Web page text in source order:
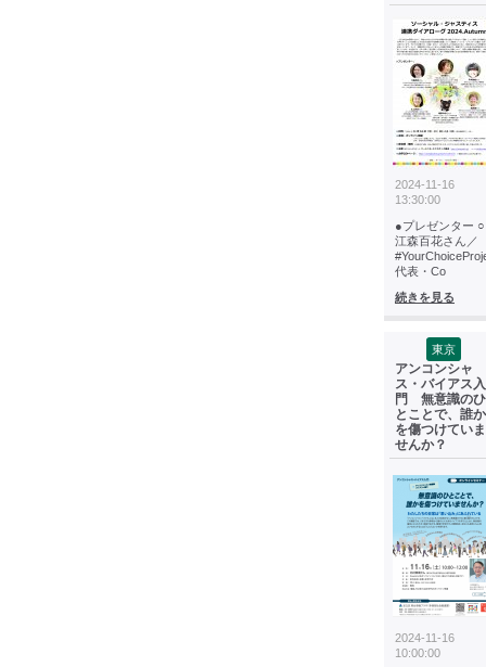
2024-11-16
13:30:00
●プレゼンター ○
江森百花さん／
代表・Co
続きを見る
東京
アンコンシャ
ス・バイアス入
門 無意識のひ
とことで、誰か
を傷つけていま
せんか？
2024-11-16
10:00:00